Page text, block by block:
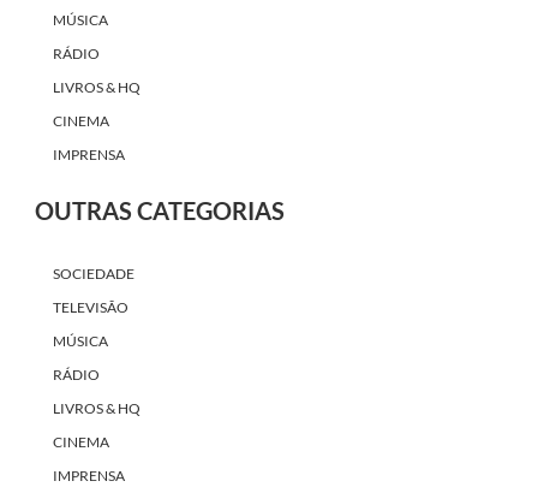
MÚSICA
RÁDIO
LIVROS & HQ
CINEMA
IMPRENSA
OUTRAS CATEGORIAS
SOCIEDADE
TELEVISÃO
MÚSICA
RÁDIO
LIVROS & HQ
CINEMA
IMPRENSA